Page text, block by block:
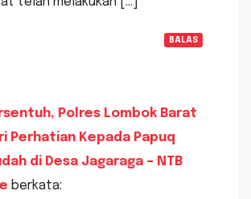
BALAS
Polres Lombok Barat
Perhatian Kepada Papuq
di Desa Jagaraga – NTB
berkata: